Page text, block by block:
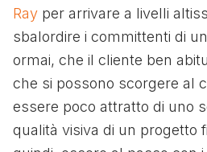
Ray per arrivare a livelli
sbalordire i committenti di
ormai, che il cliente ben
che si possono scorgere al
essere poco attratto di uno
qualità visiva di un progetto